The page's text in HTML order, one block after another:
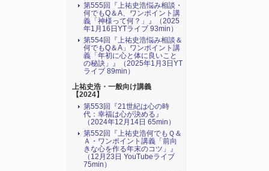
第555回『上祐史浩悩み相談・
何でもQ＆A、ワンポイント講
義「神様って何？」』（2025
年1月16日YTライブ 93min）
第554回『上祐史浩悩み相談＆
何でもQ＆A」ワンポイント講
義「年初に心と体に良いこと
の秘訣」』（2025年1月3日YT
ライブ 89min）
上祐史浩・一般向け講義
【2024】
第553回『21世紀は心の時
代：幸福は心が決める』
（2024年12月14日 65min）
第552回『上祐史浩何でもＱ＆
Ａ・ワンポイント講義「前向
きな心を作る年末のコツ」』
（12月23日 YouTubeライブ
75min）